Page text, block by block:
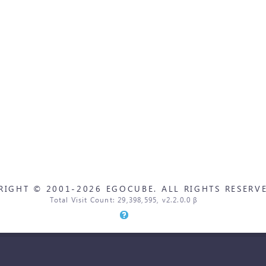
© 2001-2026 EGOCUBE. ALL RIGHTS
Total Visit Count: 29,398,595, v2.2.0.0 β